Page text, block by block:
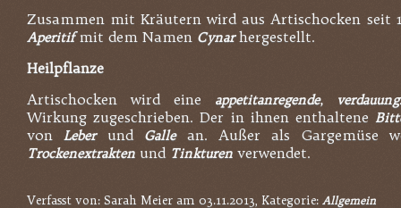
Zusammen mit Kräutern wird aus Artischocken seit
Aperitifmit dem Namen Cynarhergestellt.
Heilpflanze
Artischocken wird eine
appetitanregende,
Wirkung zugeschrieben. Der in ihnen enthaltene
vonLeberund Gallean. Außer als Gargemüse
Trockenextrakten und Tinkturen verwendet.
Verfasst von: Sarah Meier am 03.11.2013, Kategorie: Allgemein